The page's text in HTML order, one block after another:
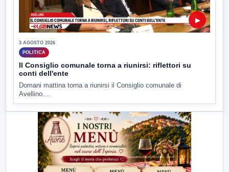
▶
3 AGOSTO 2026
POLITICA
Il Consiglio comunale torna a riunirsi: riflettori su
conti dell'ente
Domani mattina torna a riunirsi il Consiglio comunale di
Avellino....